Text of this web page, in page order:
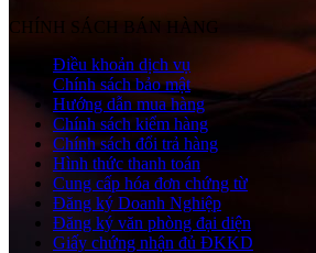
CHÍNH SÁCH BÁN HÀNG
Điều khoản dịch vụ
Chính sách bảo mật
Hướng dẫn mua hàng
Chính sách kiểm hàng
Chính sách đổi trả hàng
Hình thức thanh toán
Cung cấp hóa đơn chứng từ
Đăng ký Doanh Nghiệp
Đăng ký văn phòng đại diện
Giấy chứng nhận đủ ĐKKD